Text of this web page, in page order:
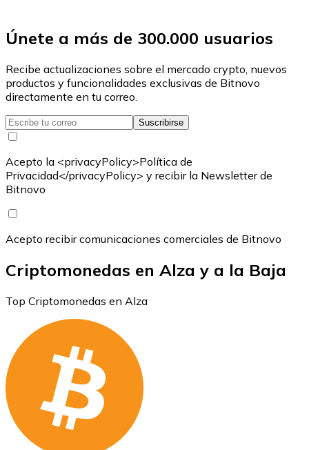
Únete a más de 300.000 usuarios
Recibe actualizaciones sobre el mercado crypto, nuevos
productos y funcionalidades exclusivas de Bitnovo
directamente en tu correo.
Suscribirse
Acepto la <privacyPolicy>Política de
Privacidad</privacyPolicy> y recibir la Newsletter de
Bitnovo
Acepto recibir comunicaciones comerciales de Bitnovo
Criptomonedas en Alza y a la Baja
Top Criptomonedas en Alza